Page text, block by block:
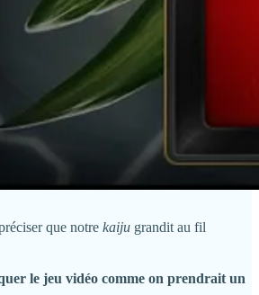
que notre kaiju grandit au fil
le jeu vidéo comme on prendrait un